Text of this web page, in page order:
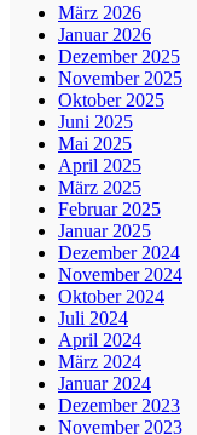
März 2026
Januar 2026
Dezember 2025
November 2025
Oktober 2025
Juni 2025
Mai 2025
April 2025
März 2025
Februar 2025
Januar 2025
Dezember 2024
November 2024
Oktober 2024
Juli 2024
April 2024
März 2024
Januar 2024
Dezember 2023
November 2023